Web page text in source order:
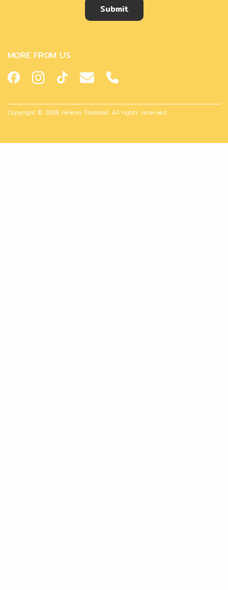
Submit
MORE FROM US
Copyright © 2018 Helena Thailand. All rights reserved.